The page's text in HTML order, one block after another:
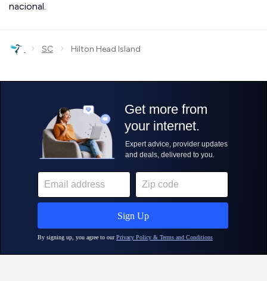
nacional.
› SC › Hilton Head Island